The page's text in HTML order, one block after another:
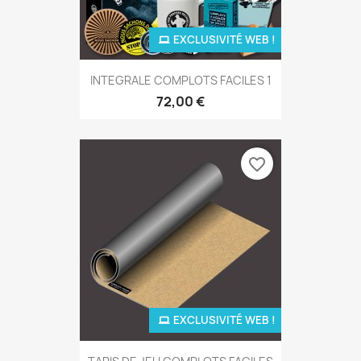
INTEGRALE COMPLOTS FACILES 1
72,00 €
EXCLUSIVITÉ WEB !
EXCLUSIVITÉ WEB !
favorite_border